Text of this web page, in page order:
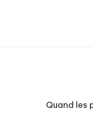
Quand les